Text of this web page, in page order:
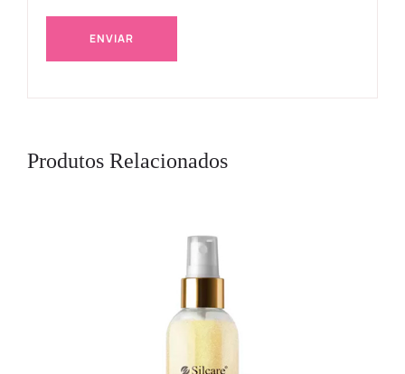
Produtos Relacionados